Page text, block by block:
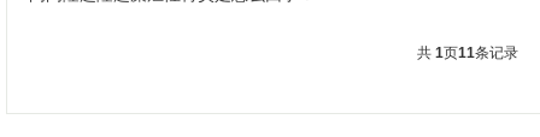
共1页11条记录